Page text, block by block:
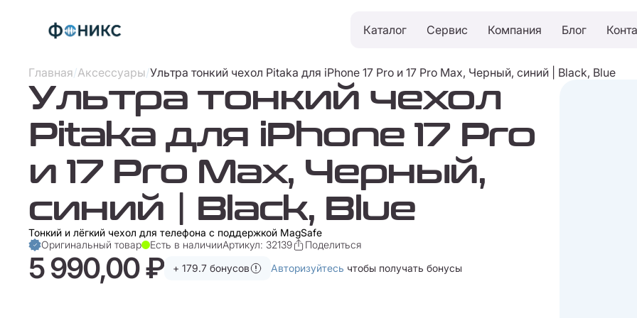
Каталог Сервис Компания Блог
Главная/Аксессуары/Ультра тонкий чехол Pitaka для iPhone 17 Pro и 17 Pro Max, Черный, синий | Black, Blue
Ультра тонкий чехол
Pitaka для iPhone 17 Pro
и 17 Pro Max, Черный,
синий | Black, Blue
Тонкий и лёгкий чехол для телефона с поддержкой MagSafe
Оригинальный товар
Есть в наличииАртикул: 32139 Поделиться
5 990,00 ₽ + 179.7 бонусов Авторизуйтесь чтобы получать бонусы